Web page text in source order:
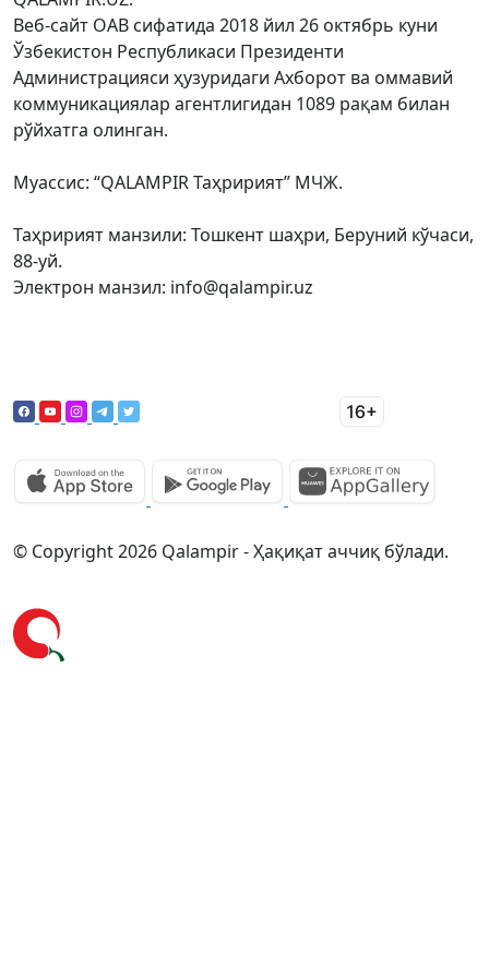
Веб-сайт ОАВ сифатида 2018 йил 26 октябрь куни
Ўзбекистон Республикаси Президенти
Администрацияси ҳузуридаги Ахборот ва оммавий
коммуникациялар агентлигидан 1089 рақам билан
рўйхатга олинган.
Муассис: “QALAMPIR Таҳририят” МЧЖ.
Таҳририят манзили: Тошкент шаҳри, Беруний кўчаси,
88-уй.
Электрон манзил: info@qalampir.uz
© Copyright 2026 Qalampir - Ҳақиқат аччиқ бўлади.